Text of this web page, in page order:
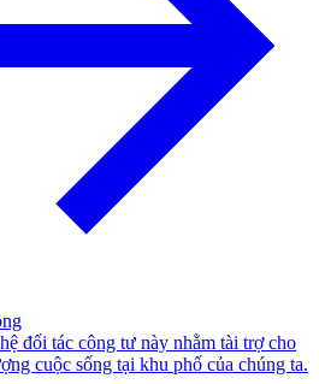
đối tác công tư này nhằm tài trợ cho
cuộc sống tại khu phố của chúng ta.